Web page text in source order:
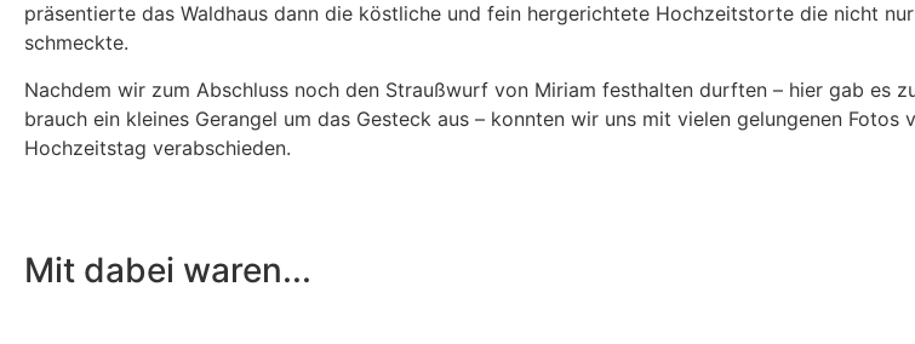
präsentierte das Waldhaus dann die köstliche und fein hergerichtete Hochzeitstorte die nicht
schmeckte.
Nachdem wir zum Abschluss noch den Straußwurf von Miriam festhalten durften – hier gab es
brauch ein kleines Gerangel um das Gesteck aus – konnten wir uns mit vielen gelungenen Fotos
Hochzeitstag verabschieden.
Mit dabei waren...